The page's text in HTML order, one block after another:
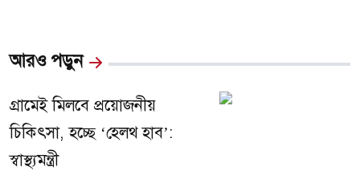
আরও পড়ুন
গ্রামেই মিলবে প্রয়োজনীয়
চিকিৎসা, হচ্ছে ‘হেলথ হাব’:
স্বাস্থ্যমন্ত্রী